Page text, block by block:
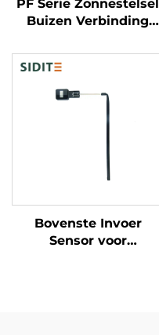
PF Serie Zonnestelsel
Buizen Verbinding
Connector voor
SFB/SFC Manifold
Dozen Geen-draai
Installatie
Zonnecollectors
Bovenste Invoer
Sensor voor